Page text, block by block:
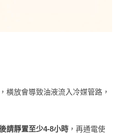
，橫放會導致油液流入冷媒管路，
請靜置至少4-8小時 ，再通電使